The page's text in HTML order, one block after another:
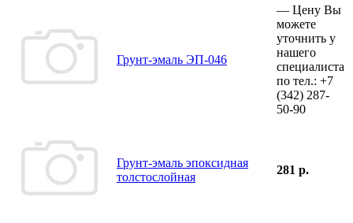
Грунт-эмаль ЭП-046
— Цену Вы
можете
уточнить у
нашего
специалиста
по тел.: +7
(342) 287-
50-90
Грунт-эмаль эпоксидная
толстослойная
281 р.